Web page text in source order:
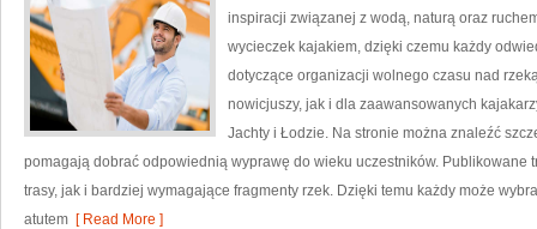
inspiracji związanej z wodą, naturą oraz
wycieczek kajakiem, dzięki czemu każdy
dotyczące organizacji wolnego czasu nad
nowicjuszy, jak i dla zaawansowanych
Jachty i Łodzie. Na stronie można znaleźć
pomagają dobrać odpowiednią wyprawę do wieku uczestników. Publikowane
trasy, jak i bardziej wymagające fragmenty rzek. Dzięki temu każdy może
atutem [ Read More ]